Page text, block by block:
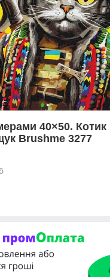
40×50. Котик
Brushme 3277